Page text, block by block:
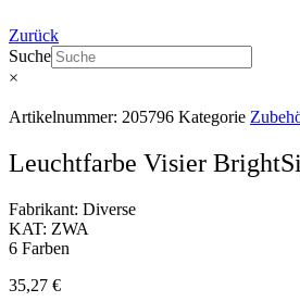
Zurück
Suche
×
Artikelnummer: 205796 Kategorie
Leuchtfarbe Visier
Fabrikant: Diverse
KAT: ZWA
6 Farben
35,27 €